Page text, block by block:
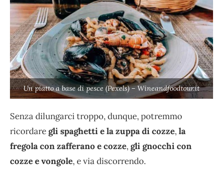
Un piatto a base di pesce (Pexels) – Wineandfoodtour.it
Senza dilungarci troppo, dunque, potremmo
ricordaregli spaghetti e la zuppa di cozze,la
fregola con zafferano e cozze,gli gnocchi con
cozze e vongole, e via discorrendo.